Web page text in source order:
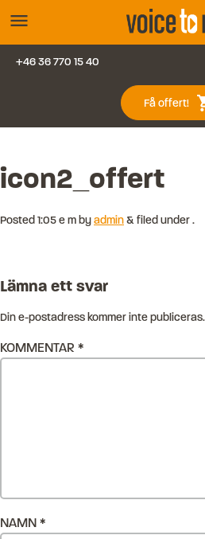
menu
Vanliga frågor
Kontakt
Blogg
+46 36 770 15 40
Få offert!
icon2_offert
Posted 1:05 e m byadmin&filed under .
Lämna ett svar
Din e-postadress kommer inte publiceras.
KOMMENTAR *
NAMN *